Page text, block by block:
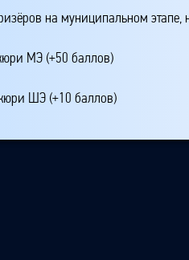
на муниципальном
МЭ (+50 баллов)
ШЭ (+10 баллов)